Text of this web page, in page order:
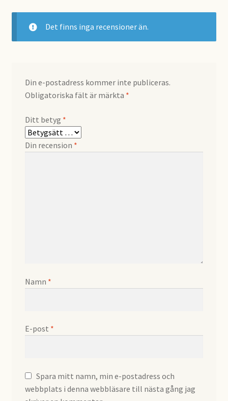
Det finns inga recensioner än.
Din e-postadress kommer inte publiceras.
Obligatoriska fält är märkta *
Ditt betyg *
Din recension *
Namn *
E-post *
Spara mitt namn, min e-postadress och
webbplats i denna webbläsare till nästa gång jag